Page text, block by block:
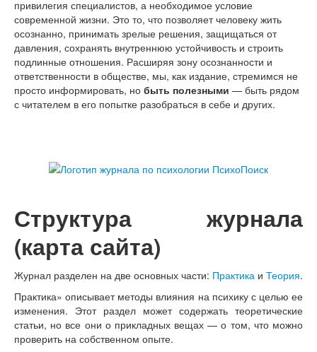
привилегия специалистов, а необходимое условие
современной жизни. Это то, что позволяет человеку жить
осознанно, принимать зрелые решения, защищаться от
давления, сохранять внутреннюю устойчивость и строить
подлинные отношения. Расширяя зону осознанности и
ответственности в обществе, мы, как издание, стремимся не
просто информировать, но быть полезными — быть рядом
с читателем в его попытке разобраться в себе и других.
Структура журнала
(карта сайта)
Журнал разделен на две основных части: Практика и Теория.
Практика» описывает методы влияния на психику с целью ее
изменения. Этот раздел может содержать теоретические
статьи, но все они о прикладных вещах — о том, что можно
проверить на собственном опыте.